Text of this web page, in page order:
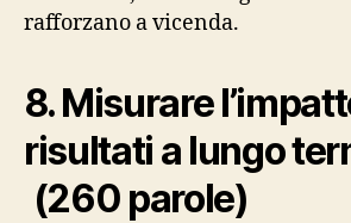
rafforzano a vicenda.
8. Misurare
risultati a lungo
(260 parole)